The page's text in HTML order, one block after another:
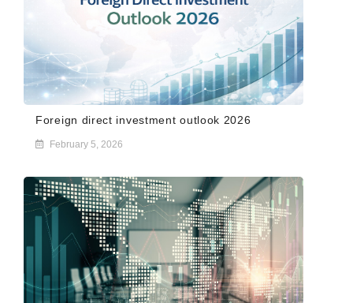
Foreign direct investment outlook 2026
February 5, 2026